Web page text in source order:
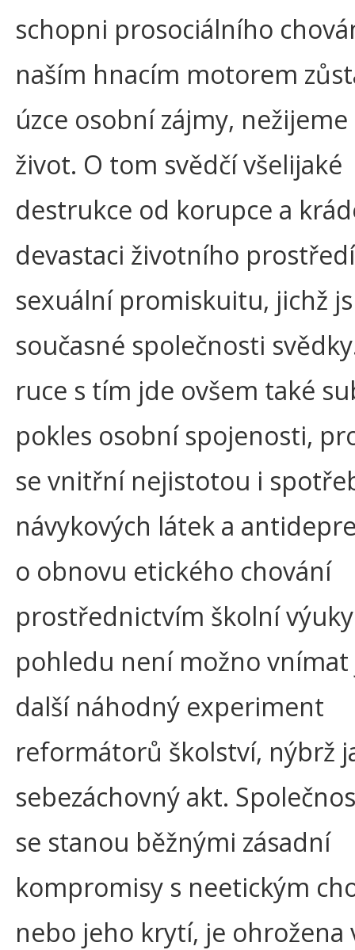
schopni prosociálního
naším hnacím motorem
úzce osobní zájmy,
život. O tom svědčí všelijaké
destrukce od korupce a
devastaci životního
sexuální promiskuitu, jichž
současné společnosti
ruce s tím jde ovšem také
pokles osobní spojenosti,
se vnitřní nejistotou i
návykových látek a
o obnovu etického chování
prostřednictvím školní
pohledu není možno vnímat
další náhodný experiment
reformátorů školství, nýbrž
sebezáchovný akt.
se stanou běžnými zásadní
kompromisy s neetickým
nebo jeho krytí, je ohrožena